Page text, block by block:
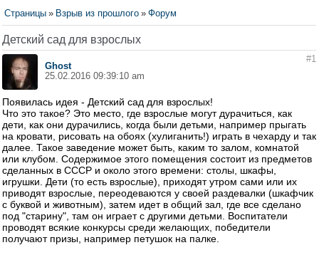
Страницы » Взрыв из прошлого » Форум
Детский сад для взрослых
Ghost
25.02.2016 09:39:10 am
#1
Появилась идея - Детский сад для взрослых!
Что это такое? Это место, где взрослые могут дурачиться, как
дети, как они дурачились, когда были детьми, например прыгать
на кровати, рисовать на обоях (хулиганить!) играть в чехарду и так
далее. Такое заведение может быть, каким то залом, комнатой
или клубом. Содержимое этого помещения состоит из предметов
сделанных в СССР и около этого времени: столы, шкафы,
игрушки. Дети (то есть взрослые), приходят утром сами или их
приводят взрослые, переодеваются у своей раздевалки (шкафчик
с буквой и животным), затем идет в общий зал, где все сделано
под "старину", там он играет с другими детьми. Воспитатели
проводят всякие конкурсы среди желающих, победители
получают призы, например петушок на палке.